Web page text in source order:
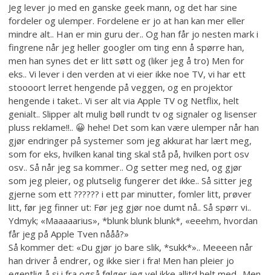
Jeg lever jo med en ganske geek mann, og det har sine
fordeler og ulemper. Fordelene er jo at han kan mer eller
mindre alt.. Han er min guru der.. Og han får jo nesten mark i
fingrene når jeg heller googler om ting enn å spørre han,
men han synes det er litt søtt og (liker jeg å tro) Men for
eks.. Vi lever i den verden at vi eier ikke noe TV, vi har ett
stoooort lerret hengende på veggen, og en projektor
hengende i taket.. Vi ser alt via Apple TV og Netflix, helt
genialt.. Slipper alt mulig bøll rundt tv og signaler og lisenser
pluss reklame!!.. 😀 hehe! Det som kan være ulemper når han
gjør endringer på systemer som jeg akkurat har lært meg,
som for eks, hvilken kanal ting skal stå på, hvilken port osv
osv.. Så når jeg sa kommer.. Og setter meg ned, og gjør
som jeg pleier, og plutselig fungerer det ikke.. Så sitter jeg
gjerne som ett ?????? i ett par minutter, fomler litt, prøver
litt, før jeg finner ut: Før jeg gjør noe dumt nå.. Så spørr vi..
Ydmyk; «Maaaaarius», *blunk blunk blunk*, «eeehm, hvordan
får jeg på Apple Tven nååå?»
Så kommer det: «Du gjør jo bare slik, *sukk*».. Meeeen når
han driver å endrer, og ikke sier i fra! Men han pleier jo